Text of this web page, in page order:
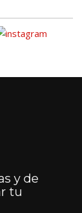
y de
tu